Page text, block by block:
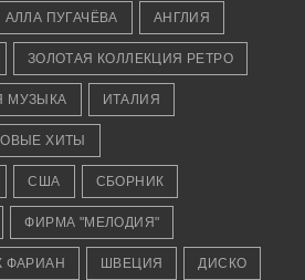
АЛЛА ПУГАЧЁВА АНГЛИЯ
ЗОЛОТАЯ КОЛЛЕКЦИЯ РЕТРО
МУЗЫКА ИТАЛИЯ
ХИТЫ
США СБОРНИК
ФИРМА "МЕЛОДИЯ"
ФАРИАН ШВЕЦИЯ ДИСКО